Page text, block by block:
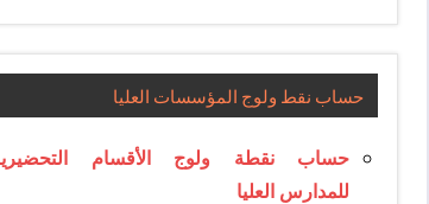
حساب نقط ولوج المؤسسات العليا
حساب نقطة ولوج الأقسام
للمدارس العليا